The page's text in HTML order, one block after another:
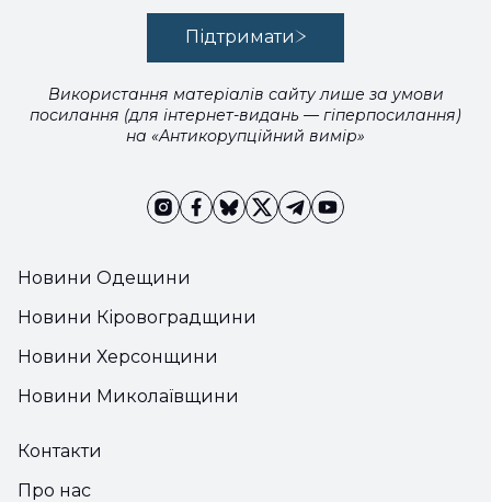
Новини Одещини
Новини Кіровоградщини
Новини Херсонщини
Новини Миколаївщини
Підтримати
Використання матеріалів сайту лише за умови
посилання (для інтернет-видань — гіперпосилання)
на «Антикорупційний вимір»
Контакти
Про нас